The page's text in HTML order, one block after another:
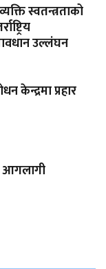
स्वतन्त्रताको
उल्लंघन
केन्द्रमा प्रहार
आगलागी